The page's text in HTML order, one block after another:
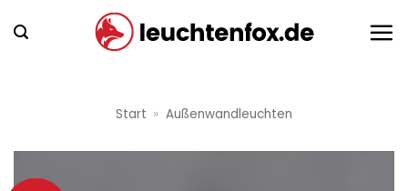
Inhalt
Start » Außenwandleuchten